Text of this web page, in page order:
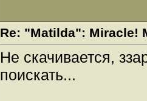
Re: "Matilda": Miracle!
Не скачивается,
поискать...